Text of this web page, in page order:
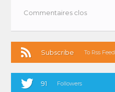
Commentaires clos
Subscribe To Rss Feed
91 Followers